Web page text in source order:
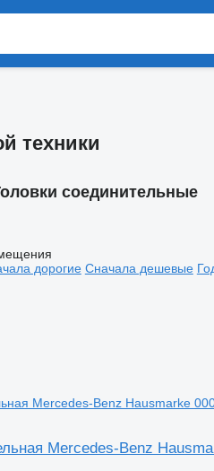
техники
соединительные
дорогие Сначала дешевые
Mercedes-Benz